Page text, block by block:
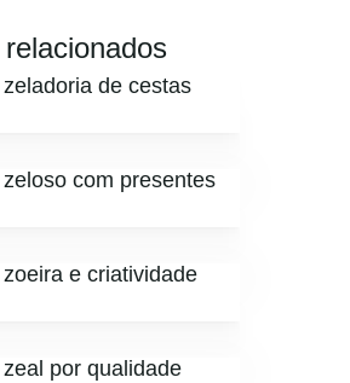
de cestas
com presentes
e criatividade
por qualidade